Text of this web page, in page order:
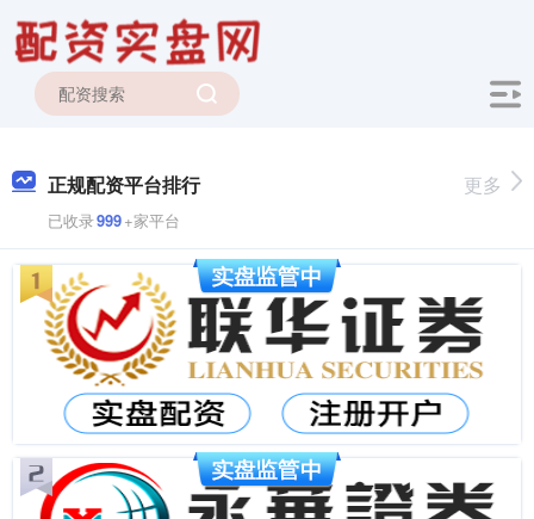
正规配资平台排行
已收录999+家平台
更多